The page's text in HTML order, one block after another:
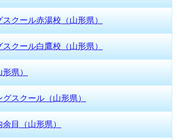
クール赤湯校（山形県）
クール白鷹校（山形県）
県）
スクール（山形県）
目（山形県）